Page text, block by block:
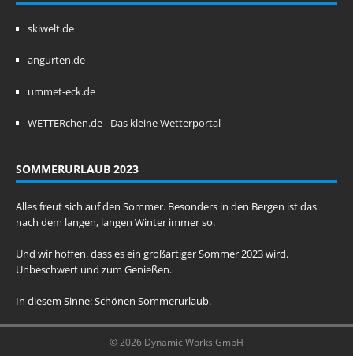
skiwelt.de
angurten.de
ummet-eck.de
WETTERchen.de - Das kleine Wetterportal
SOMMERURLAUB 2023
Alles freut sich auf den Sommer. Besonders in den Bergen ist das
nach dem langen, langen Winter immer so.
Und wir hoffen, dass es ein großartiger Sommer 2023 wird.
Unbeschwert und zum Genießen.
In diesem Sinne: Schönen Sommerurlaub.
© 2026 Dynamic Works GmbH